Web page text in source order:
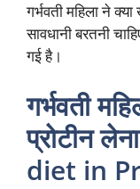
गर्भवती महिला ने
सावधानी बरतनी
गई है।
गर्भवती
प्रोटीन
diet in